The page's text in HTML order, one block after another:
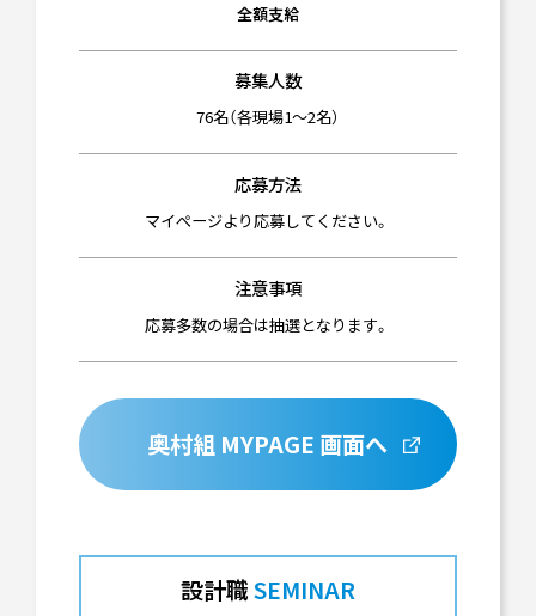
全額支給
募集人数
76名（各現場1～2名）
応募方法
マイぺージより応募してください。
注意事項
応募多数の場合は抽選となります。
奥村組 MYPAGE 画面へ
設計職SEMINAR